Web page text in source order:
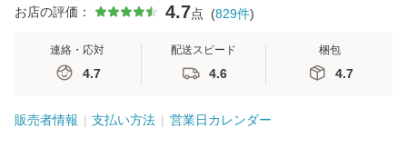
お店の評価： 4.7点 (829件)
連絡・応対
4.7
配送スピード
4.6
梱包
4.7
販売者情報 支払い方法 営業日カレンダー